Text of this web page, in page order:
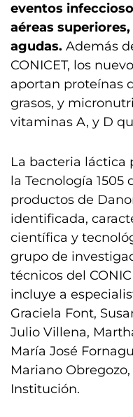
eventos
aéreas
agudas. Además
CONICET, los
aportan proteínas
grasos, y
vitaminas A, y D
La bacteria láctica
la Tecnología 1505
productos de
identificada,
científica y
grupo de
técnicos del
incluye a
Graciela Font,
Julio Villena,
María José
Mariano
Institución.